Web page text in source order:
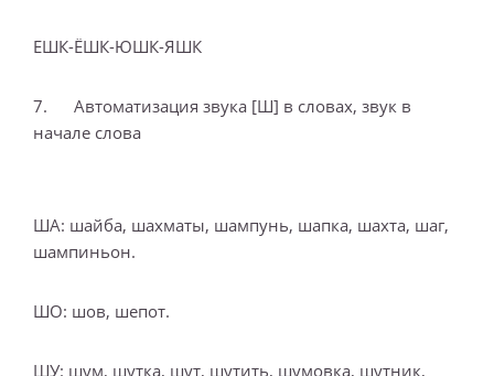
ЕШК-ЁШК-ЮШК-ЯШК
7. Автоматизация звука [Ш] в словах, звук в
начале слова
ША: шайба, шахматы, шампунь, шапка, шахта, шаг,
шампиньон.
ШО: шов, шепот.
ШУ: шум, шутка, шут, шутить, шумовка, шутник,